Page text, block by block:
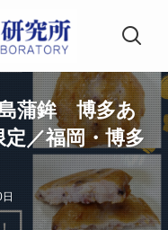
蒲鉾 博多あ
／福岡・博多